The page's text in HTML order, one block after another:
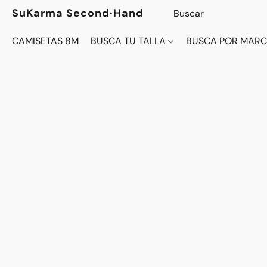
SuKarma Second·Hand
CAMISETAS 8M BUSCA TU TALLA BUSCA POR